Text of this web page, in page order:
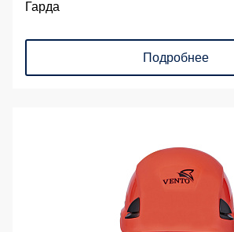
Гарда
Подробнее